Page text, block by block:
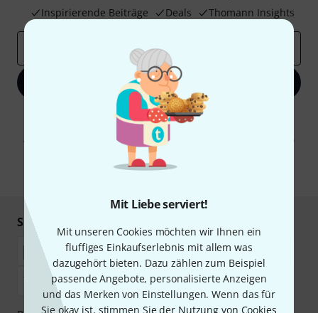
Mit Liebe serviert!
Mit unseren Cookies möchten wir Ihnen ein
fluffiges Einkaufserlebnis mit allem was
dazugehört bieten. Dazu zählen zum Beispiel
passende Angebote, personalisierte Anzeigen
und das Merken von Einstellungen. Wenn das für
Sie okay ist, stimmen Sie der Nutzung von Cookies
Inspirierende Beiträge
Deals Thomann Insights
Jetzt anmelden
Mit Klick auf „Jetzt anmelden“ stimmen Sie dem Erhalt von E-Mail-
Werbung und einer Messung des E-Mail-Nutzungsverhaltens zu. Die
Abmeldung ist jederzeit möglich. Weitere Informationen finden Sie in
unserenDatenschutzhinweisen
* Pflichtfeld
Sicher einkaufen & bezahlen